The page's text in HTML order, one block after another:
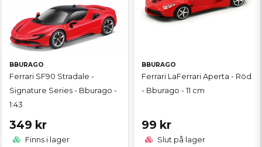
BBURAGO
Ferrari SF90 Stradale -
Signature Series - Bburago -
1:43
349 kr
Finns i lager
BBURAGO
Ferrari LaFerrari Aperta - Röd
- Bburago - 11 cm
99 kr
Slut på lager